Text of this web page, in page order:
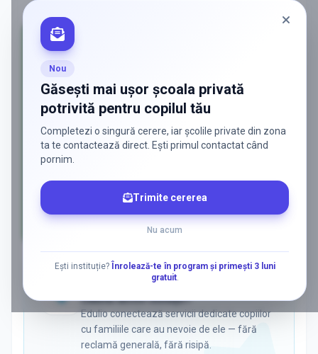
Nou
Găsești mai ușor școala privată
potrivită pentru copilul tău
Completezi o singură cerere, iar școlile private din zona
ta te contactează direct. Ești primul contactat când
pornim.
Trimite cererea
Nu acum
Ești instituție?
Înrolează-te în program și primești 3 luni
gratuit.
Vrei să ajungi la părinții care
caută activ soluții?
Edulio conectează servicii dedicate copiilor
cu familiile care au nevoie de ele — fără
reclamă generală, fără risipă.